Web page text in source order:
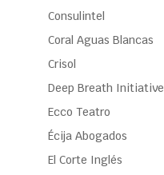
Consulintel
Coral Aguas Blancas
Crisol
Deep Breath Initiative
Ecco Teatro
Écija Abogados
El Corte Inglés